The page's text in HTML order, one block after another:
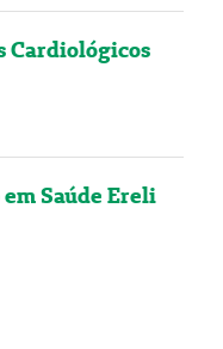
Cardiológicos
Saúde Ereli